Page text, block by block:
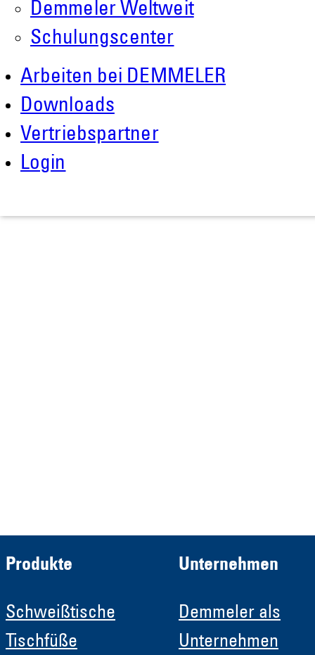
Demmeler Weltweit
Schulungscenter
Arbeiten bei DEMMELER
Downloads
Vertriebspartner
Login
Alpenstr. 10
87751 Heimertingen
Tel.
+49 (0)8335/ 98 59 - 0
info(at)demmeler.com
www.demmeler.com
Demmeler Maschinenbau GmbH &
Produkte
Schweißtische
Tischfüße
Unternehmen
Demmeler als
Unternehmen